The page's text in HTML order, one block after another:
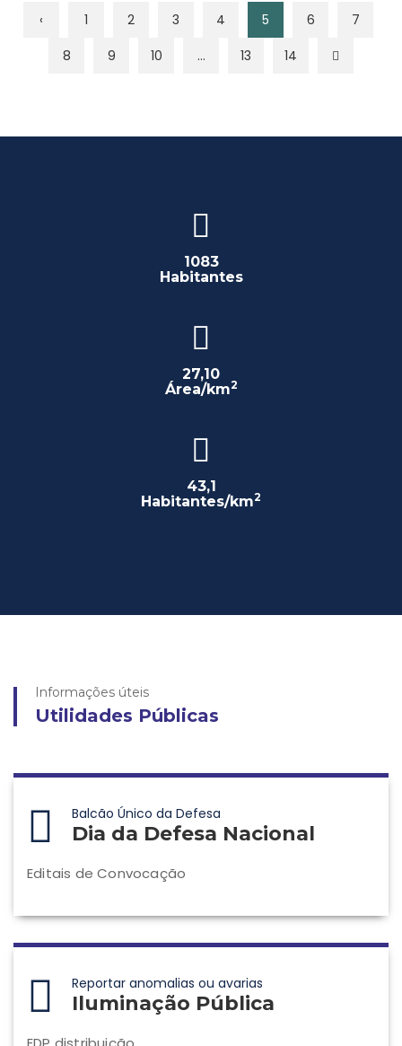
‹ 1 2 3 4 5 6
7
8
9 10 ... 13 14
1083
Habitantes
27,10
Área/km2
43,1
Habitantes/km2
Informações úteis
Utilidades Públicas
Balcão Único da Defesa
Dia da Defesa Nacional
Editais de Convocação
Reportar anomalias ou avarias
Iluminação Pública